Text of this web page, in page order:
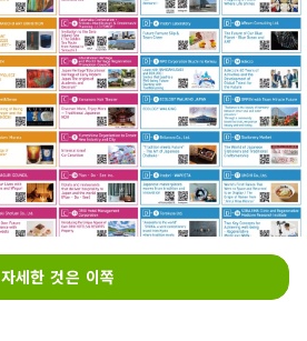
자세한 것은 이쪽